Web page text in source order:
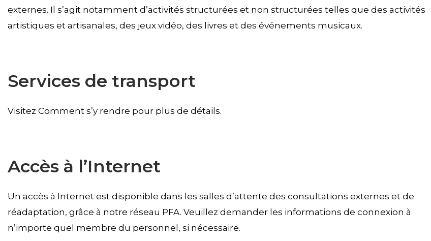
externes. Il s’agit notamment d’activités structurées et non structurées telles que des activités
artistiques et artisanales, des jeux vidéo, des livres et des événements musicaux.
Services de transport
Visitez Comment s’y rendre pour plus de détails.
Accès à l’Internet
Un accès à Internet est disponible dans les salles d’attente des consultations externes et de
réadaptation, grâce à notre réseau PFA. Veuillez demander les informations de connexion à
n’importe quel membre du personnel, si nécessaire.